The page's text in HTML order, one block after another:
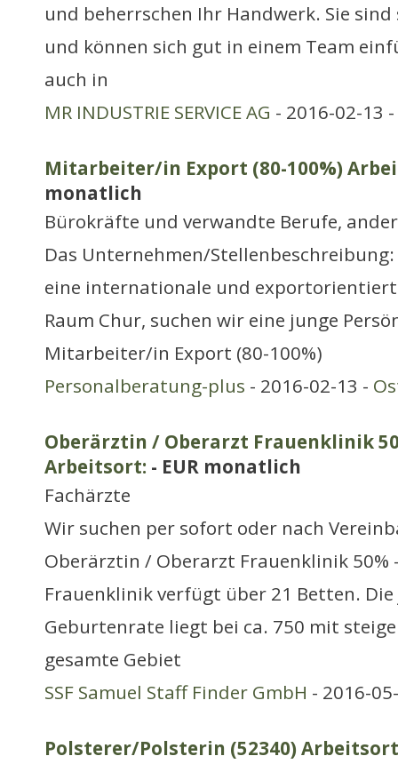
und beherrschen Ihr Handwerk. Sie
und können sich gut in einem Team
auch in
MR INDUSTRIE SERVICE AG - 2016-02-13 -
Mitarbeiter/in Export (80-100%)
monatlich
Bürokräfte und verwandte Berufe,
Das Unternehmen/
eine internationale und
Raum Chur, suchen wir eine junge
Mitarbeiter/in Export (80-100%)
Personalberatung-plus - 2016-02-13 -
Oberärztin / Oberarzt Frauenklinik
Arbeitsort: - EUR monatlich
Fachärzte
Wir suchen per sofort oder nach
Oberärztin / Oberarzt Frauenklinik 50%
Frauenklinik verfügt über 21 Betten.
Geburtenrate liegt bei ca. 750 mit
gesamte Gebiet
SSF Samuel Staff Finder GmbH - 2016-
Polsterer/Polsterin (52340)